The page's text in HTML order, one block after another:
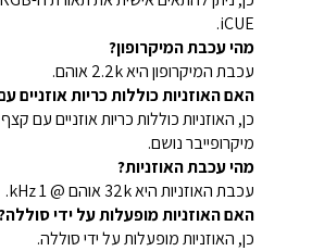
iCUE.
מהי עכבת המיקרופון?
עכבת המיקרופון היא 2.2k אוהם.
האם האוזניות כוללות כריות אוזניים
כן, האוזניות כוללות כריות אוזניים עם
מיקרופייבר נושם.
מהי עכבת האוזניות?
עכבת האוזניות היא 32k אוהם @ 1 kHz.
האם האוזניות מופעלות על ידי
כן, האוזניות מופעלות על ידי סוללה.